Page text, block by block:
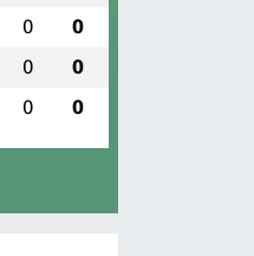
0 0
0 0
0 0